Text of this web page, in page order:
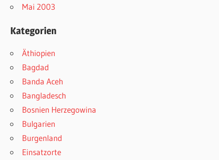
Mai 2003
Kategorien
Äthiopien
Bagdad
Banda Aceh
Bangladesch
Bosnien Herzegowina
Bulgarien
Burgenland
Einsatzorte